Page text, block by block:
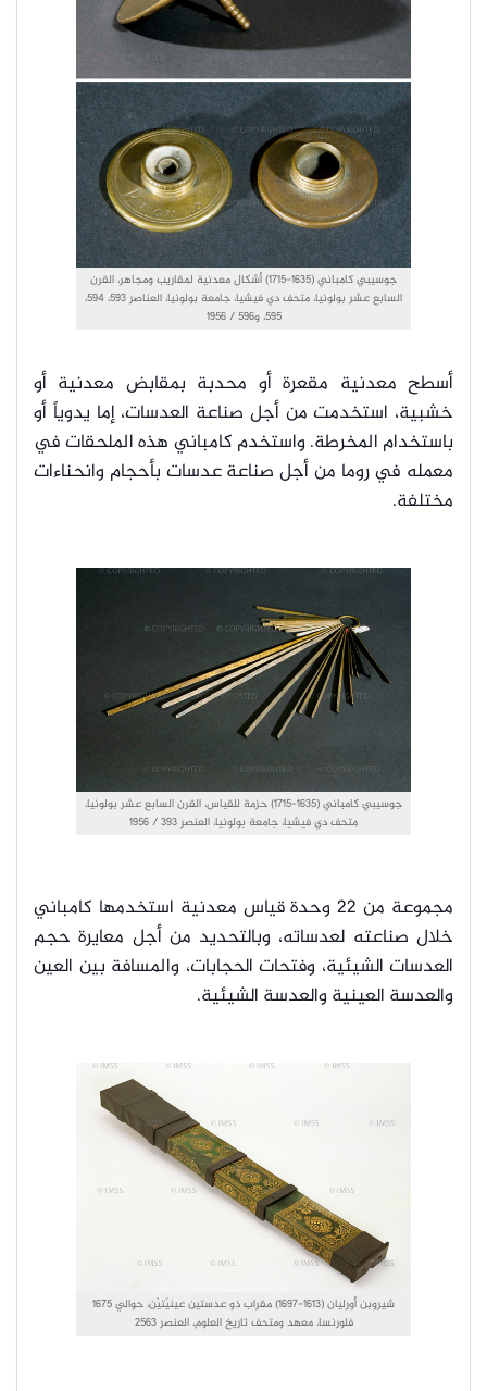
جوسيبي كامباني (1635-1715) أشكال معدنية لمقاريب ومجاهر، القرن
السابع عشر بولونيا، متحف دي فيشيا، جامعة بولونيا، العناصر 593، 594،
595، و596 / 1956
أسطح معدنية مقعرة أو محدبة بمقابض معدنية أو
خشبية، استخدمت من أجل صناعة العدسات، إما يدوياً أو
باستخدام المخرطة. واستخدم كامباني هذه الملحقات في
معمله في روما من أجل صناعة عدسات بأحجام وانحناءات
مختلفة.
جوسيبي كامباني (1635-1715) حزمة للقياس، القرن السابع عشر بولونيا،
متحف دي فيشيا، جامعة بولونيا، العنصر 393 / 1956
مجموعة من 22 وحدة قياس معدنية استخدمها كامباني
خلال صناعته لعدساته، وبالتحديد من أجل معايرة حجم
العدسات الشيئية، وفتحات الحجابات، والمسافة بين العين
والعدسة العينية والعدسة الشيئية.
شيروبن أورليان (1613-1697) مقراب ذو عدستين عينيّتيْن، حوالي 1675
فلورنسا، معهد ومتحف تاريخ العلوم، العنصر 2563